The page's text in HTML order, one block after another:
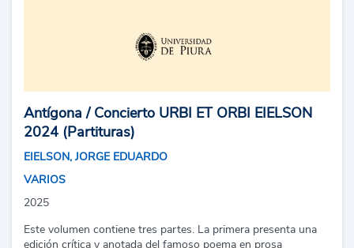
Antígona / Concierto URBI ET ORBI EIELSON
2024 (Partituras)
EIELSON, JORGE EDUARDO
VARIOS
2025
Este volumen contiene tres partes. La primera presenta una
edición crítica y anotada del famoso poema en prosa